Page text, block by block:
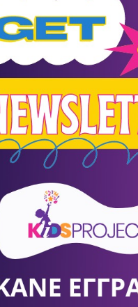
Αθλητικός Σύλλογος
Παλαιού Φαλήρου
Ποδόσφαιρο